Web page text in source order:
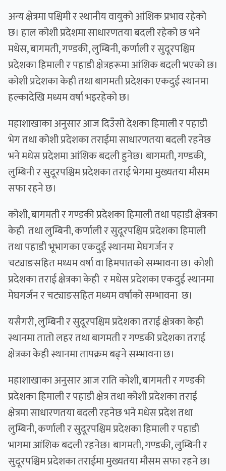
अन्य क्षेत्रमा पश्चिमी र स्थानीय वायुको आंशिक प्रभाव रहेको
छ। हाल कोशी प्रदेशमा साधारणतया बदली रहेको छ भने
मधेस, बागमती, गण्डकी, लुम्बिनी, कर्णाली र सुदूरपश्चिम
प्रदेशका हिमाली र पहाडी क्षेत्रहरूमा आंशिक बदली भएको छ।
कोशी प्रदेशका केही तथा बागमती प्रदेशका एकदुई स्थानमा
हल्कादेखि मध्यम वर्षा भइरहेको छ।
महाशाखाका अनुसार आज दिउँसो देशका हिमाली र पहाडी
भेग तथा कोशी प्रदेशका तराईमा साधारणतया बदली रहनेछ
भने मधेस प्रदेशमा आंशिक बदली हुनेछ। बागमती, गण्डकी,
लुम्बिनी र सुदूरपश्चिम प्रदेशका तराई भेगमा मुख्यतया मौसम
सफा रहने छ।
कोशी, बागमती र गण्डकी प्रदेशका हिमाली तथा पहाडी क्षेत्रका
केही तथा लुम्बिनी, कर्णाली र सुदूरपश्चिम प्रदेशका हिमाली
तथा पहाडी भूभागका एकदुई स्थानमा मेघगर्जन र
चट्याङसहित मध्यम वर्षा वा हिमपातको सम्भावना छ। कोशी
प्रदेशका तराई क्षेत्रका केही र मधेस प्रदेशका एकदुई स्थानमा
मेघगर्जन र चट्याङसहित मध्यम वर्षाको सम्भावना छ।
यसैगरी, लुम्बिनी र सुदूरपश्चिम प्रदेशका तराई क्षेत्रका केही
स्थानमा तातो लहर तथा बागमती र गण्डकी प्रदेशका तराई
क्षेत्रका केही स्थानमा तापक्रम बढ्ने सम्भावना छ।
महाशाखाका अनुसार आज राति कोशी, बागमती र गण्डकी
प्रदेशका हिमाली र पहाडी क्षेत्र तथा कोशी प्रदेशका तराई
क्षेत्रमा साधारणतया बदली रहनेछ भने मधेस प्रदेश तथा
लुम्बिनी, कर्णाली र सुदूरपश्चिम प्रदेशका हिमाली र पहाडी
भागमा आंशिक बदली रहनेछ। बागमती, गण्डकी, लुम्बिनी र
सुदूरपश्चिम प्रदेशका तराईमा मुख्यतया मौसम सफा रहने छ।